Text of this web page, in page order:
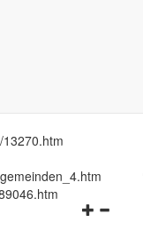
/13270.htm